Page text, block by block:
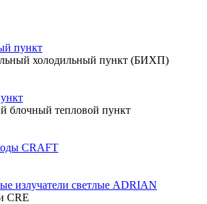
пункт
холодильный пункт (БИХП)
блочный тепловой пункт
CRAFT
излучатели светлые ADRIAN
CRE